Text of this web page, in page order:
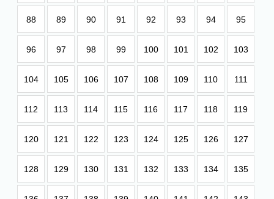
88 89 90 91 92 93 94 95
96 97 98 99 100 101 102 103
104 105 106 107 108 109 110 111
112 113 114 115 116 117 118 119
120 121 122 123 124 125 126 127
128 129 130 131 132 133 134 135